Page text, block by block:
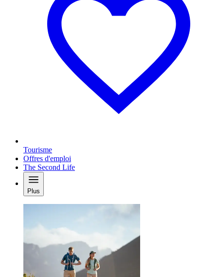
Tourisme
Offres d'emploi
The Second Life
Plus